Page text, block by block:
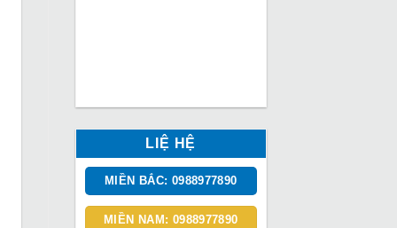
LIỆ HỆ
MIỀN BẮC: 0988977890
MIỀN NAM: 0988977890